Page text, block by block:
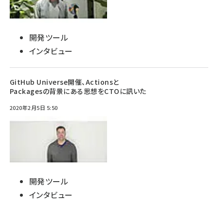
開発ツール
インタビュー
GitHub Universe開催、Actionsと
Packagesの背景にある思想をCTOに訊いた
2020年2月5日 5:50
開発ツール
インタビュー